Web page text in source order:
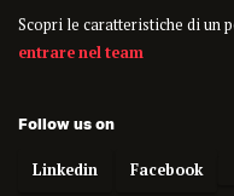
Scopri le caratteristiche di un
entrare nel team
Follow us on
Linkedin Facebook